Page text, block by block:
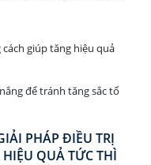
giúp tăng hiệu quả
để tránh tăng sắc tố
PHÁP ĐIỀU TRỊ
QUẢ TỨC THÌ